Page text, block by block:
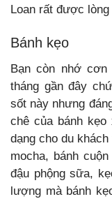
Loan rất được
Bánh kẹo
Bạn còn nhớ
tháng gần đây
sốt này nhưng
chê của bánh
dạng cho du
mocha, bánh
đậu phộng sữa,
lượng mà bánh